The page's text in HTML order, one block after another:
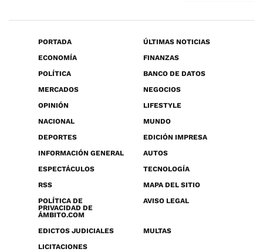
PORTADA
ÚLTIMAS NOTICIAS
ECONOMÍA
FINANZAS
POLÍTICA
BANCO DE DATOS
MERCADOS
NEGOCIOS
OPINIÓN
LIFESTYLE
NACIONAL
MUNDO
DEPORTES
EDICIÓN IMPRESA
INFORMACIÓN GENERAL
AUTOS
ESPECTÁCULOS
TECNOLOGÍA
RSS
MAPA DEL SITIO
POLÍTICA DE
PRIVACIDAD DE
ÁMBITO.COM
AVISO LEGAL
EDICTOS JUDICIALES
MULTAS
LICITACIONES